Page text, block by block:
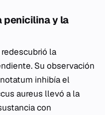
penicilina y la
la
Su observación
inhibía el
aureus llevó a la
con